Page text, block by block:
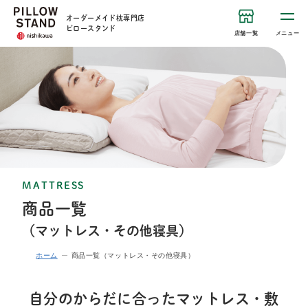
オーダーメイド枕専門店
ピロースタンド
店舗一覧 メニュー
MATTRESS
商品一覧
（マットレス・その他寝具）
ホーム 商品一覧 （マットレス・その他寝具）
自分のからだに合ったマットレス・敷